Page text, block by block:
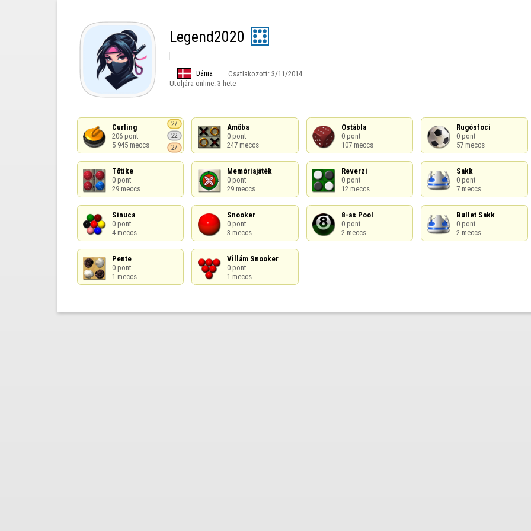
Legend2020
Dánia Csatlakozott: 3/11/2014
Utoljára online: 3 hete
Curling
206 pont
5 945 meccs
27
22
27
Amőba
0 pont
247 meccs
Ostábla
0 pont
107 meccs
Rugósfoci
0 pont
57 meccs
Tőtike
0 pont
29 meccs
Memóriajáték
0 pont
29 meccs
Reverzi
0 pont
12 meccs
Sakk
0 pont
7 meccs
Sinuca
0 pont
4 meccs
Snooker
0 pont
3 meccs
8-as Pool
0 pont
2 meccs
Bullet Sakk
0 pont
2 meccs
Pente
0 pont
1 meccs
Villám Snooker
0 pont
1 meccs